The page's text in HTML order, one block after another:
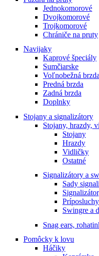
Jednokomorové
Dvojkomorové
Trojkomorové
Chrániče na pruty
Navijaky
Kaprové špeciály
Sumčiarske
Voľnobežná brzda
Predná brzda
Zadná brzda
Doplnky
Stojany a signalizátory
Stojany, hrazdy,
Stojany
Hrazdy
Vidličky
Ostatné
Signalizátory a
Sady
Príposluchy
Swingre a
Snag ears,
Pomôcky k lovu
Háčiky